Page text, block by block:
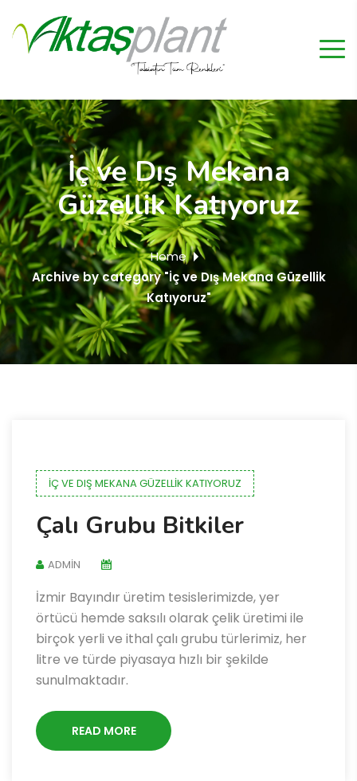
İç ve Dış Mekana
Güzellik Katıyoruz
Home
Archive by category "İç ve Dış Mekana Güzellik
Katıyoruz"
İÇ VE DIŞ MEKANA GÜZELLIK KATIYORUZ
Çalı Grubu Bitkiler
ADMIN
İzmir Bayındır üretim tesislerimizde, yer
örtücü hemde saksılı olarak çelik üretimi ile
birçok yerli ve ithal çalı grubu türlerimiz, her
litre ve türde piyasaya hızlı bir şekilde
sunulmaktadır.
READ MORE